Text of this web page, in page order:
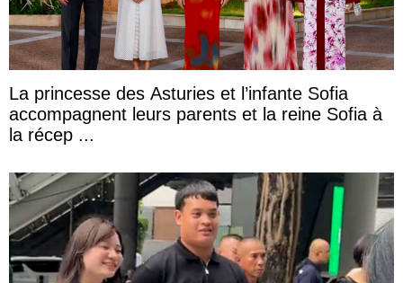
La princesse des Asturies et l’infante Sofia
accompagnent leurs parents et la reine Sofia à
la récep ...